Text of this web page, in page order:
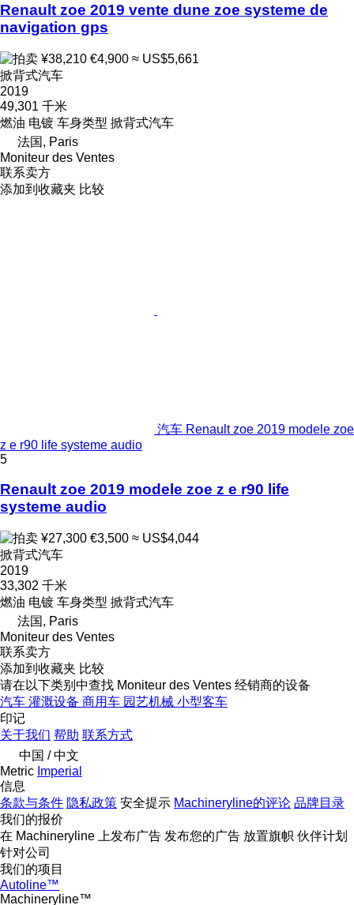
Renault zoe 2019 vente dune zoe systeme de
navigation gps
¥38,210 €4,900 ≈ US$5,661
掀背式汽车
2019
49,301 千米
燃油 电镀 车身类型 掀背式汽车
法国, Paris
Moniteur des Ventes
联系卖方
添加到收藏夹 比较
汽车 Renault zoe 2019 modele zoe
z e r90 life systeme audio
5
Renault zoe 2019 modele zoe z e r90 life
systeme audio
¥27,300 €3,500 ≈ US$4,044
掀背式汽车
2019
33,302 千米
燃油 电镀 车身类型 掀背式汽车
法国, Paris
Moniteur des Ventes
联系卖方
添加到收藏夹 比较
请在以下类别中查找 Moniteur des Ventes 经销商的设备
汽车 灌溉设备 商用车 园艺机械 小型客车
印记
关于我们 帮助 联系方式
中国 / 中文
Metric Imperial
信息
条款与条件 隐私政策 安全提示 Machineryline的评论 品牌目录
我们的报价
在 Machineryline 上发布广告 发布您的广告 放置旗帜 伙伴计划
针对公司
我们的项目
Autoline™
Machineryline™